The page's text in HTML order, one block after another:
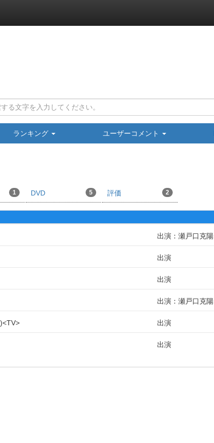
ランキング ユーザーコメント
1 DVD 5 評価 2
出演：瀬戸口克陽
出演
出演
出演：瀬戸口克陽
TV 出演
出演